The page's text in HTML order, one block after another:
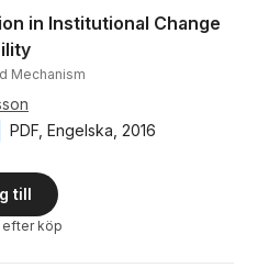
in Institutional Change
Mechanism
PDF Engelska 2016
till
efter köp